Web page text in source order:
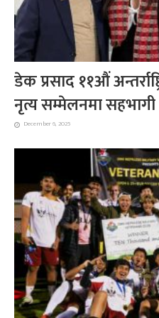
डेक प्रसाद ११औं
नृत्य सम्मेलनमा सहभागी
December 6, 2025